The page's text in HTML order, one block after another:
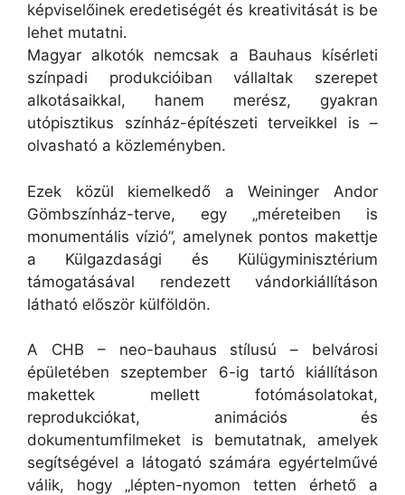
képviselőinek eredetiségét és kreativitását is be
lehet mutatni.
Magyar alkotók nemcsak a Bauhaus kísérleti
színpadi produkcióiban vállaltak szerepet
alkotásaikkal, hanem merész, gyakran
utópisztikus színház-építészeti terveikkel is –
olvasható a közleményben.
Ezek közül kiemelkedő a Weininger Andor
Gömbszínház-terve, egy „méreteiben is
monumentális vízió”, amelynek pontos makettje
a Külgazdasági és Külügyminisztérium
támogatásával rendezett vándorkiállításon
látható először külföldön.
A CHB – neo-bauhaus stílusú – belvárosi
épületében szeptember 6-ig tartó kiállításon
makettek mellett fotómásolatokat,
reprodukciókat, animációs és
dokumentumfilmeket is bemutatnak, amelyek
segítségével a látogató számára egyértelművé
válik, hogy „lépten-nyomon tetten érhető a